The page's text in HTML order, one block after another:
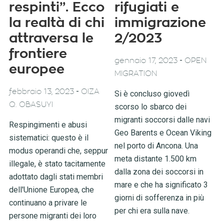
respinti”. Ecco
la realtà di chi
attraversa le
frontiere
europee
febbraio 13, 2023- OIZA
Q. OBASUYI
Respingimenti e abusi
sistematici: questo è il
modus operandi che, seppur
illegale, è stato tacitamente
adottato dagli stati membri
dell'Unione Europea, che
continuano a privare le
persone migranti dei loro
rifugiati e
immigrazione
2/2023
gennaio 17, 2023 - OPEN
MIGRATION
Si è concluso giovedì
scorso lo sbarco dei
migranti soccorsi dalle navi
Geo Barents e Ocean Viking
nel porto di Ancona. Una
meta distante 1.500 km
dalla zona dei soccorsi in
mare e che ha significato 3
giorni di sofferenza in più
per chi era sulla nave.